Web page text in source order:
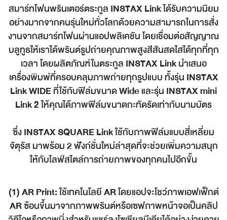
สมาร์ทโฟนพรินเตอร์ตระกูล INSTAX Linkได้รับความนิยม
อย่างมากจากคนรุ่นใหม่ทั่วโลกด้วยความสามารถในการสั่ง
งานจากสมาร์ทโฟนผ่านแอปพลิเคชัน โดยเชื่อมต่อสัญญาณ
บลูทูธให้เราได้พรินต์รูปถ่ายคุณภาพสูงสีสันสดใสได้ทุกที่ทุก
เวลา โดยผลิตภัณฑ์ในตระกูล INSTAX Linkนำเสนอ
เครื่องพิมพ์ที่ครอบคลุมภาพถ่ายทุกรูปแบบ ทั้งรุ่น INSTAX
Link WIDEที่ใช้กับฟิล์มขนาดWideและรุ่น INSTAX mini
Link 2ให้คุณได้ภาพฟิล์มขนาดกะทัดรัดเท่ากับนามบัตร
ซึ่งINSTAX SQUARE Linkใช้กับภาพฟิล์มแบบสี่เหลี่ยม
จัตุรัส มาพร้อม 2 ฟังก์ชั่นใหม่ล่าสุดที่จะช่วยเพิ่มความสนุก
ให้กับไลฟ์สไตล์การถ่ายภาพของทุกคนไปอีกขั้น
(1) AR Print:ใช้เทคโนโลยีARโดยแอปจะโชว์ภาพเอฟเฟ็กต์
ARซ้อนขึ้นมาจากภาพพรินต์หรือเซฟภาพหน้าจอเป็นคลิป